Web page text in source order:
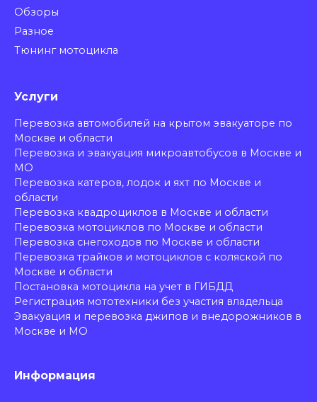
Обзоры
Разное
Тюнинг мотоцикла
Услуги
Перевозка автомобилей на крытом эвакуаторе по
Москве и области
Перевозка и эвакуация микроавтобусов в Москве и
МО
Перевозка катеров, лодок и яхт по Москве и
области
Перевозка квадроциклов в Москве и области
Перевозка мотоциклов по Москве и области
Перевозка снегоходов по Москве и области
Перевозка трайков и мотоциклов с коляской по
Москве и области
Постановка мотоцикла на учет в ГИБДД
Регистрация мототехники без участия владельца
Эвакуация и перевозка джипов и внедорожников в
Москве и МО
Информация